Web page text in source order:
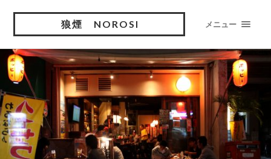
狼煙 NOROSI メニュー